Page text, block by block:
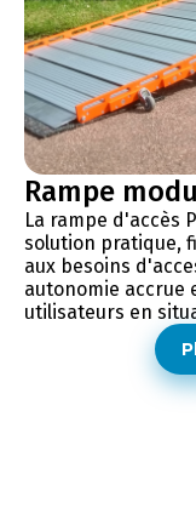
Rampe
La rampe d'accès
solution pratique,
aux besoins
autonomie accrue
utilisateurs en